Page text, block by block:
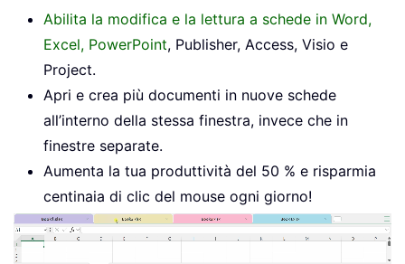
Abilita la modifica e la lettura a schede in Word,
Excel, PowerPoint, Publisher, Access, Visio e
Project.
Apri e crea più documenti in nuove schede
all’interno della stessa finestra, invece che in
finestre separate.
Aumenta la tua produttività del 50 % e risparmia
centinaia di clic del mouse ogni giorno!